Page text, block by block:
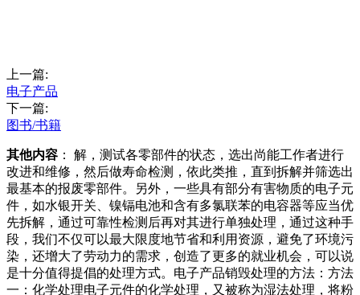
上一篇:
电子产品
下一篇:
图书/书籍
其他内容 ： 解，测试各零部件的状态，选出尚能工作者进行
改进和维修，然后做寿命检测，依此类推，直到拆解并筛选出
最基本的报废零部件。另外，一些具有部分有害物质的电子元
件，如水银开关、镍镉电池和含有多氯联苯的电容器等应当优
先拆解，通过可靠性检测后再对其进行单独处理，通过这种手
段，我们不仅可以最大限度地节省和利用资源，避免了环境污
染，还增大了劳动力的需求，创造了更多的就业机会，可以说
是十分值得提倡的处理方式。电子产品销毁处理的方法：方法
一：化学处理电子元件的化学处理，又被称为湿法处理，将粉